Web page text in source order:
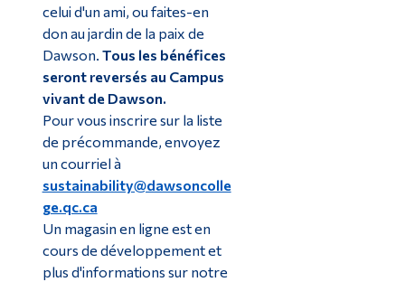
celui d'un ami, ou faites-en
don au jardin de la paix de
Dawson. Tous les bénéfices
seront reversés au Campus
vivant de Dawson.
Pour vous inscrire sur la liste
de précommande, envoyez
un courriel à
sustainability@dawsoncolle
ge.qc.ca
Un magasin en ligne est en
cours de développement et
plus d'informations sur notre